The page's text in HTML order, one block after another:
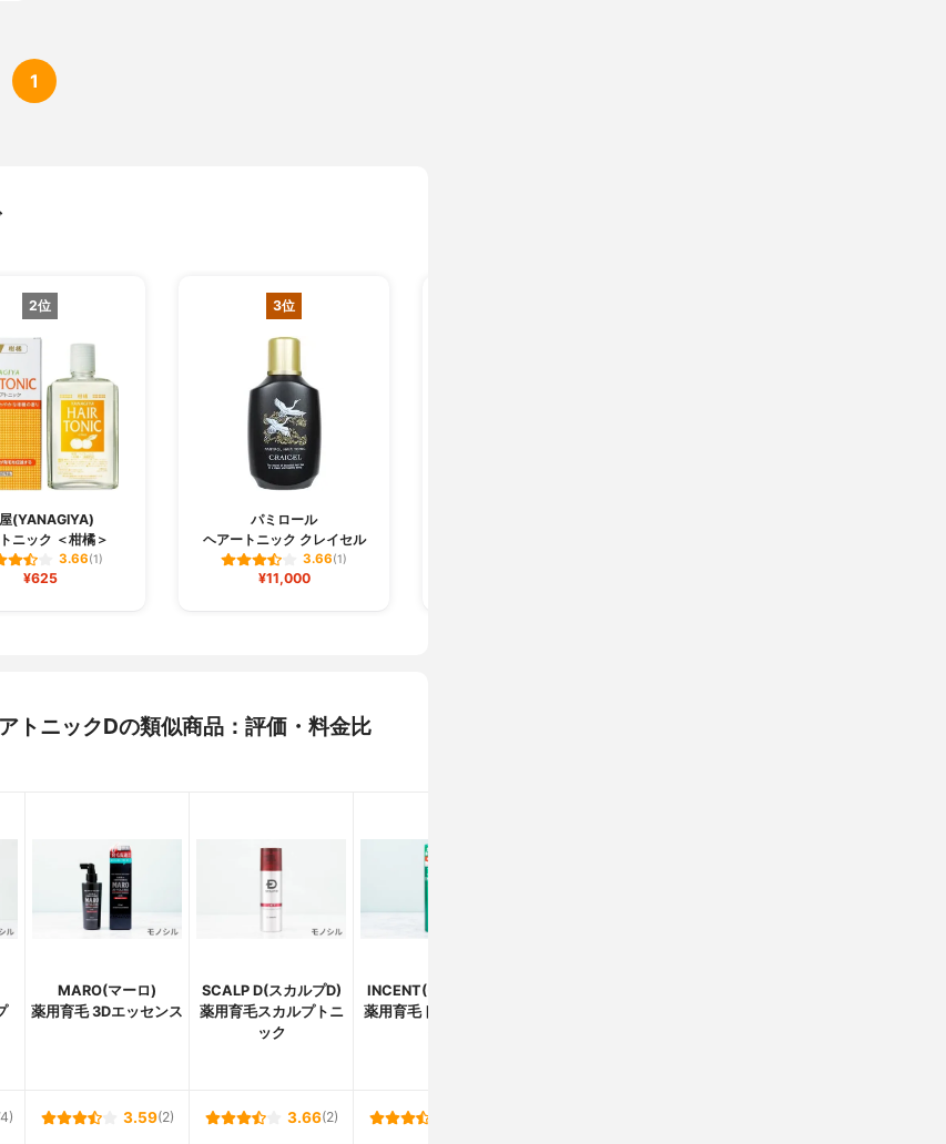
1
2位
(YANAGIYA)
ニック ＜柑橘＞
3.66(1)
¥625
3位
パミロール
ヘアートニック クレイセル
3.66(1)
¥11,000
トニックDの類似商品：評価・料金比
MARO(マーロ)
薬用育毛 3Dエッセンス
SCALP D(スカルプD)
薬用育毛スカルプトニ
ック
INCENT(インセント)
薬用育毛トニック育毛
3.59(2) 3.66(2)